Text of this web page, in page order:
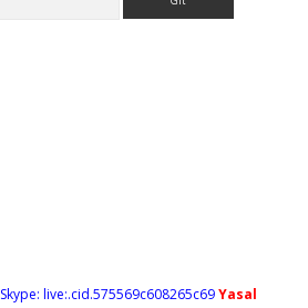
Skype: live:.cid.575569c608265c69Yasal